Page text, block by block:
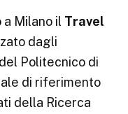
Milano il Travel
dagli
Politecnico di
di riferimento
della Ricerca